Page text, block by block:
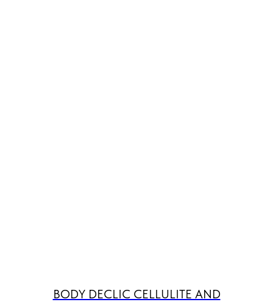
BODY DECLIC CELLULITE AND